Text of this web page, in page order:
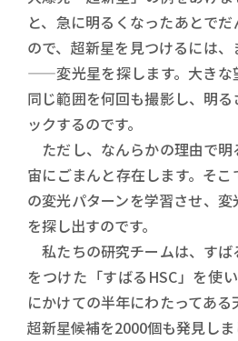
と、急に明るくなったあとで
ので、超新星を見つけるには
――変光星を探します。大きな
同じ範囲を何回も撮影し、明
ックするのです。
ただし、なんらかの理由で明
宙にごまんと存在します。そ
の変光パターンを学習させ、
を探し出すのです。
私たちの研究チームは、すば
をつけた「すばるHSC」を使
にかけての半年にわたってある
超新星候補を2000個も発見し